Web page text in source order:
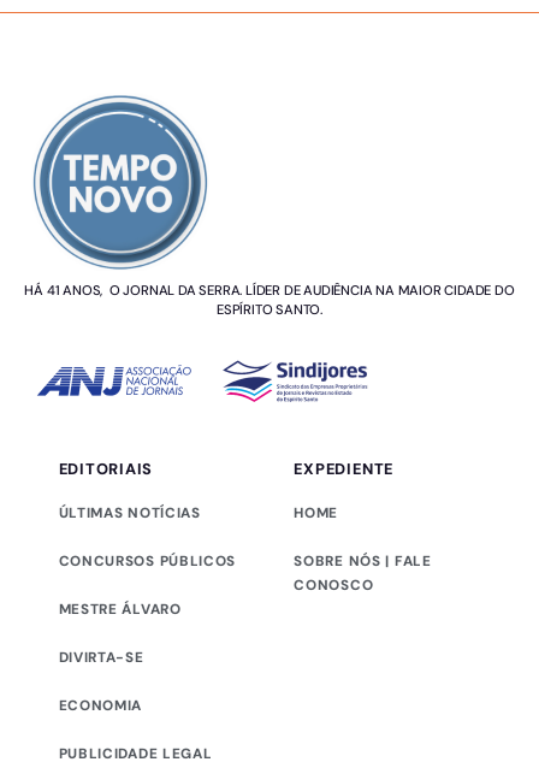
HÁ 41 ANOS, O JORNAL DA SERRA. LÍDER DE AUDIÊNCIA NA MAIOR CIDADE DO
ESPÍRITO SANTO.
EDITORIAIS
ÚLTIMAS NOTÍCIAS
CONCURSOS PÚBLICOS
MESTRE ÁLVARO
DIVIRTA-SE
ECONOMIA
PUBLICIDADE LEGAL
EXPEDIENTE
HOME
SOBRE NÓS | FALE
CONOSCO